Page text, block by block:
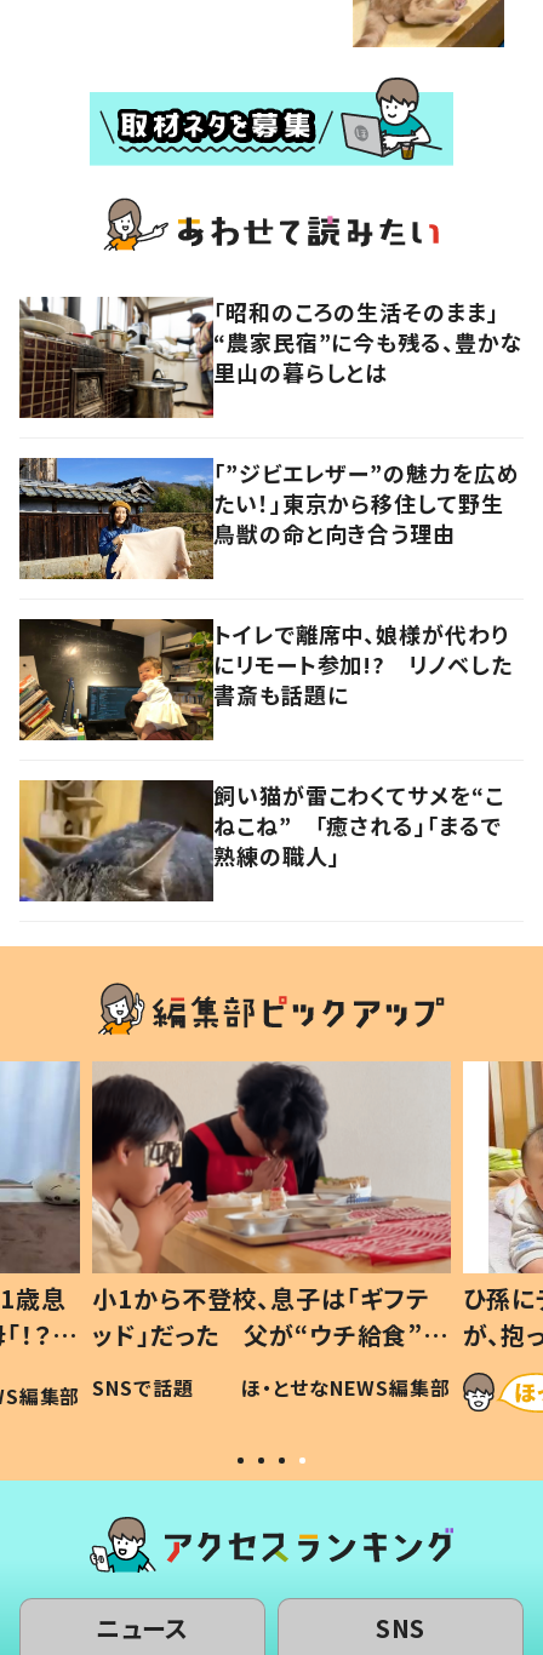
「昭和のころの生活そのまま」
“農家民宿”に今も残る、豊かな
里山の暮らしとは
「”ジビエレザー”の魅力を広め
たい！」東京から移住して野生
鳥獣の命と向き合う理由
トイレで離席中、娘様が代わり
にリモート参加!? リノベした
書斎も話題に
飼い猫が雷こわくてサメを“こ
ねこね” 「癒される」「まるで
熟練の職人」
歳息
？」
編集部
小1から不登校、息子は「ギフテ
ッド」だった 父が“ウチ給食”を
作り続ける理由とは #令和の親
#令和の子
SNSで話題 ほ・とせなNEWS編集部
ひ孫
が、
「涙が
い」
ニュース SNS